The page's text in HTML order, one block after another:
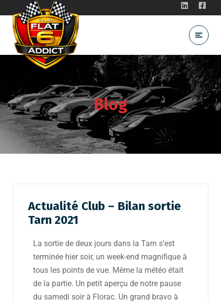
Blog
Actualité Club – Bilan sortie
Tarn 2021
La sortie de deux jours dans la Tarn s’est
terminée hier soir, un week-end magnifique à
tous les points de vue. Même la météo était
de la partie. Un petit aperçu de notre pause
du samedi soir à Florac. Un grand bravo à